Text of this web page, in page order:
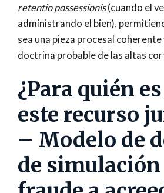
retentio possessionis(cuando el
administrando el bien),
sea una pieza procesal coherente
doctrina probable de las altas
¿Para quién
este recurso
– Modelo de
de